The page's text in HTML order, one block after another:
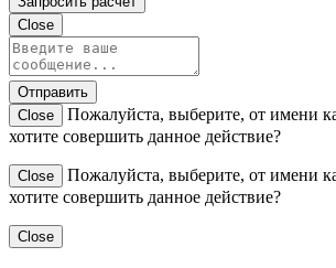
Close
Отправить
Close
Пожалуйста, выберите, от имени
хотите совершить данное действие?
Close
Пожалуйста, выберите, от имени
хотите совершить данное действие?
Close